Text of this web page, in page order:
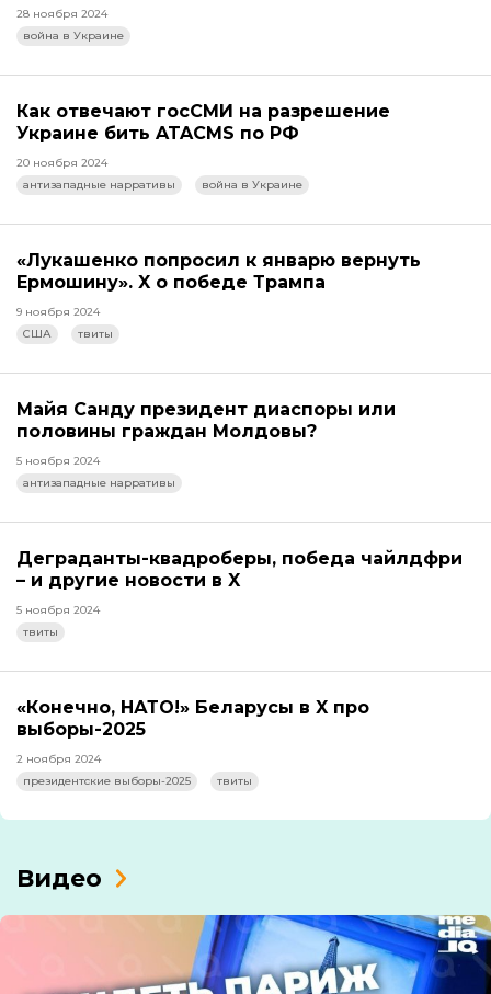
28 ноября 2024
война в Украине
Как отвечают госСМИ на разрешение
Украине бить ATACMS по РФ
20 ноября 2024
антизападные нарративы
война в Украине
«Лукашенко попросил к январю вернуть
Ермошину». X о победе Трампа
9 ноября 2024
США
твиты
Майя Санду президент диаспоры или
половины граждан Молдовы?
5 ноября 2024
антизападные нарративы
Деграданты-квадроберы, победа чайлдфри
– и другие новости в X
5 ноября 2024
твиты
«Конечно, НАТО!» Беларусы в X про
выборы-2025
2 ноября 2024
президентские выборы-2025
твиты
Видео